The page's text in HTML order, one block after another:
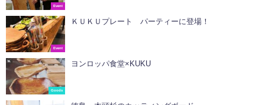
Event
Event
ＫＵＫＵプレート パーティーに登場！
Goods
ヨンロッパ食堂×KUKU